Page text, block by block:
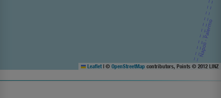
Leaflet | © OpenStreetMap contributors, Points © 2012 LINZ